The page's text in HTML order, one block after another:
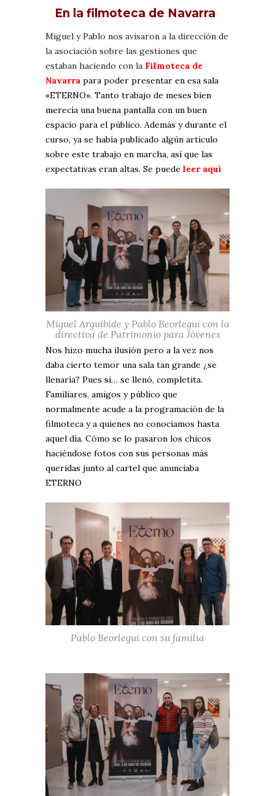
En la filmoteca de Navarra
Miguel y Pablo nos avisaron a la dirección de
la asociación sobre las gestiones que
estaban haciendo con la Filmoteca de
Navarra para poder presentar en esa sala
«ETERNO». Tanto trabajo de meses bien
merecía una buena pantalla con un buen
espacio para el público. Además y durante el
curso, ya se había publicado algún artículo
sobre este trabajo en marcha, así que las
expectativas eran altas. Se puede leer aquí
Miguel Arguibide y Pablo Beorlegui con la
directiva de Patrimonio para Jóvenes
Nos hizo mucha ilusión pero a la vez nos
daba cierto temor una sala tan grande ¿se
llenaría? Pues si… se llenó, completita.
Familiares, amigos y público que
normalmente acude a la programación de la
filmoteca y a quienes no conocíamos hasta
aquel día. Cómo se lo pasaron los chicos
haciéndose fotos con sus personas más
queridas junto al cartel que anunciaba
ETERNO
Pablo Beorlegui con su familia